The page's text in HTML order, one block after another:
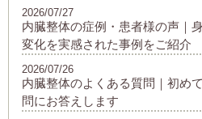
内臓整体の症例・患者様の声｜
変化を実感された事例をご紹介
2026/07/27
内臓整体のよくある質問｜初め
問にお答えします
2026/07/26